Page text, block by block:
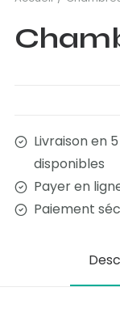
Livraison en
disponibles
Payer en
Paiement